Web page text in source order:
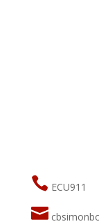
 ECU911
